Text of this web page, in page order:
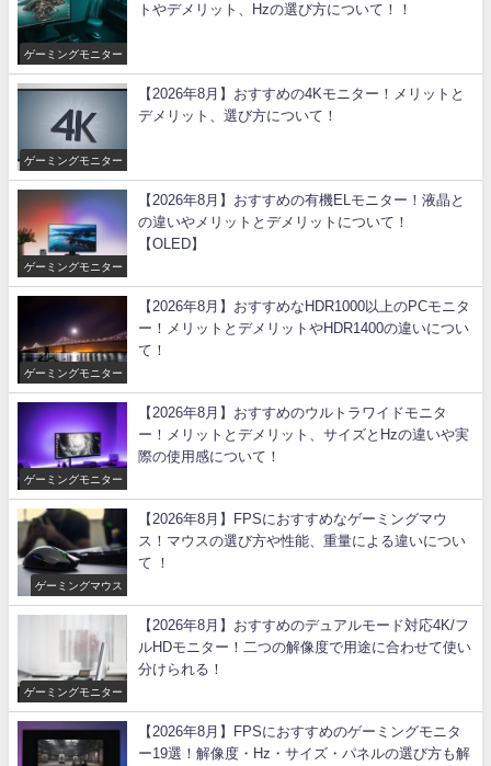
ゲーミングモニター
トやデメリット、Hzの選び方について！！
ゲーミングモニター
【2026年8月】おすすめの4Kモニター！メリットと
デメリット、選び方について！
ゲーミングモニター
【2026年8月】おすすめの有機ELモニター！液晶と
の違いやメリットとデメリットについて！
【OLED】
ゲーミングモニター
【2026年8月】おすすめなHDR1000以上のPCモニタ
ー！メリットとデメリットやHDR1400の違いについ
て！
ゲーミングモニター
【2026年8月】おすすめのウルトラワイドモニタ
ー！メリットとデメリット、サイズとHzの違いや実
際の使用感について！
ゲーミングマウス
【2026年8月】FPSにおすすめなゲーミングマウ
ス！マウスの選び方や性能、重量による違いについ
て ！
ゲーミングモニター
【2026年8月】おすすめのデュアルモード対応4K/フ
ルHDモニター！二つの解像度で用途に合わせて使い
分けられる！
【2026年8月】FPSにおすすめのゲーミングモニタ
ー19選！解像度・Hz・サイズ・パネルの選び方も解